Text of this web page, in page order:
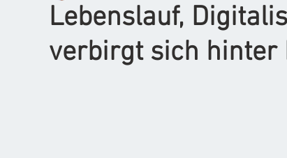
Lebenslauf,
verbirgt sich hinter